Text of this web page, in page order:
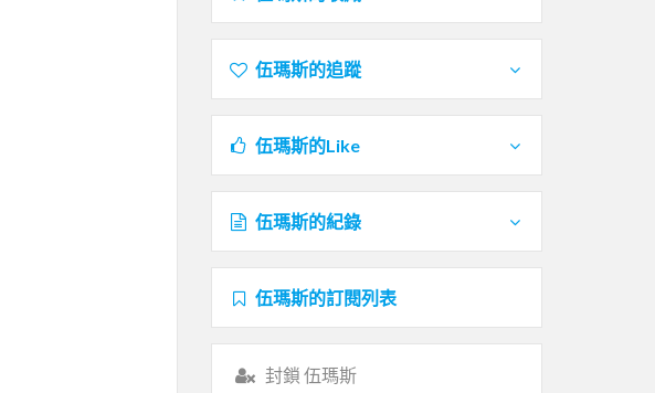
伍瑪斯的追蹤
伍瑪斯的Like
伍瑪斯的紀錄
伍瑪斯的訂閱列表
封鎖 伍瑪斯